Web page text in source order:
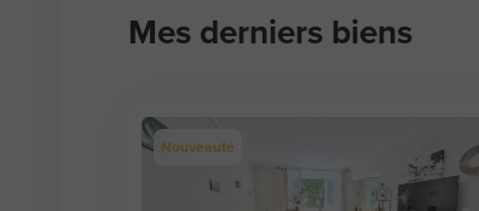
Mes derniers biens
Nouveauté